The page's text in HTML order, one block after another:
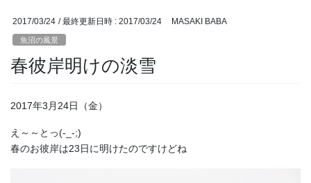
2017/03/24 / 最終更新日時 : 2017/03/24 MASAKI BABA
魚沼の風景
春彼岸明けの淡雪
2017年3月24日（金）
え～～とっ(-_-;)
春のお彼岸は23日に明けたのですけどね